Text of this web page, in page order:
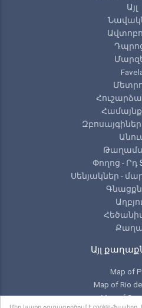
Այլ
Զբոսայգիներ
Փողոց - Րդ
Սենյակներ -
Այլ
Map of
Map of Rio
Map of